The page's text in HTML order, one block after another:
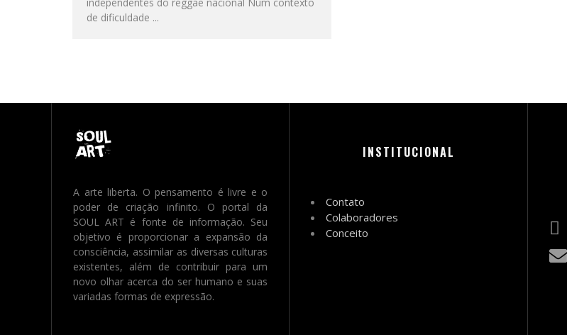
de dificuldade ...
A arte liberta. O pensamento é livre e o
poder de criação infinito. O portal da
SOUL ART é fonte de informação. Seu
objetivo é proporcionar a expansão da
consciência, assimilar as diversas culturas
existentes, além de contribuir para um
novo olhar acerca do ser humano e suas
variadas formas de expressão.
INSTITUCIONAL
Contato
Colaboradores
Conceito